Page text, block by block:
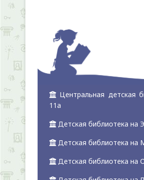
Центральная детская
11а
Детская библиотека на
Детская библиотека на
Детская библиотека на